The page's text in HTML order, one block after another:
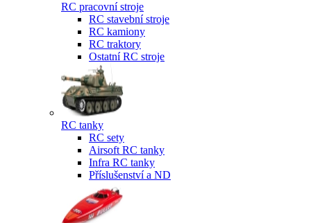
RC pracovní stroje
RC stavební stroje
RC kamiony
RC traktory
Ostatní RC stroje
RC tanky
RC sety
Airsoft RC tanky
Infra RC tanky
Příslušenství a ND